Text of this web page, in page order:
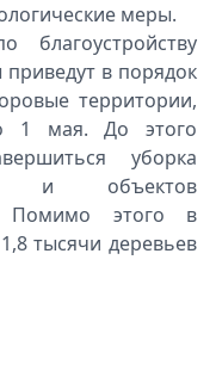
меры.
в порядок
территории,
1 мая. До этого
уборка
и объектов
Помимо этого в
тысячи деревьев